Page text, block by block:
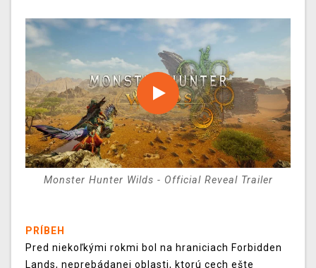
Monster Hunter Wilds - Official Reveal Trailer
PRÍBEH
Pred niekoľkými rokmi bol na hraniciach Forbidden
Lands, neprebádanej oblasti, ktorú cech ešte